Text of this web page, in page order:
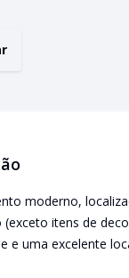
moderno,
(exceto itens de
e uma excelente